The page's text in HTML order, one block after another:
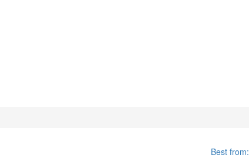
Best from: